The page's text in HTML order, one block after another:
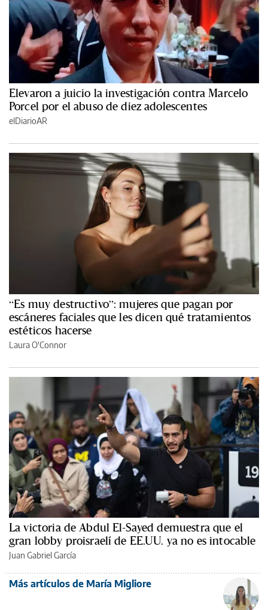
Elevaron a juicio la investigación contra Marcelo
Porcel por el abuso de diez adolescentes
elDiarioAR
“Es muy destructivo”: mujeres que pagan por
escáneres faciales que les dicen qué tratamientos
estéticos hacerse
Laura O'Connor
La victoria de Abdul El-Sayed demuestra que el
gran lobby proisraelí de EE.UU. ya no es intocable
Juan Gabriel García
Más artículos de María Migliore